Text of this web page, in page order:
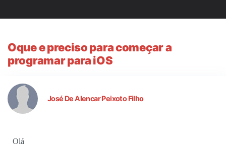
Oque e preciso para começar a
programar para iOS
José De Alencar Peixoto Filho
Olá